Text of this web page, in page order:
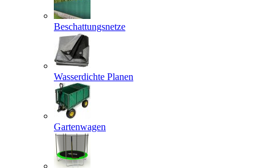
Beschattungsnetze
Wasserdichte Planen
Gartenwagen